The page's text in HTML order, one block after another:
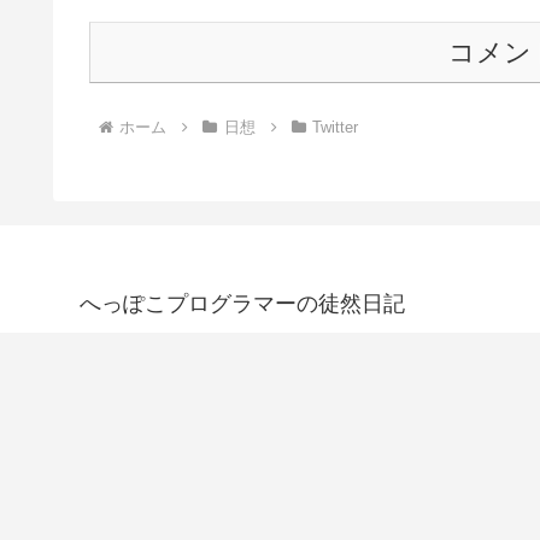
コメン
ホーム 日想 Twitter
へっぽこプログラマーの徒然日記